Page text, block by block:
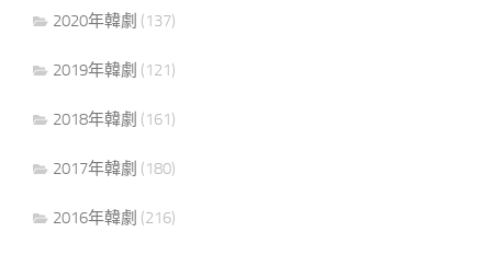
2020年韓劇 (137)
2019年韓劇 (121)
2018年韓劇 (161)
2017年韓劇 (180)
2016年韓劇 (216)